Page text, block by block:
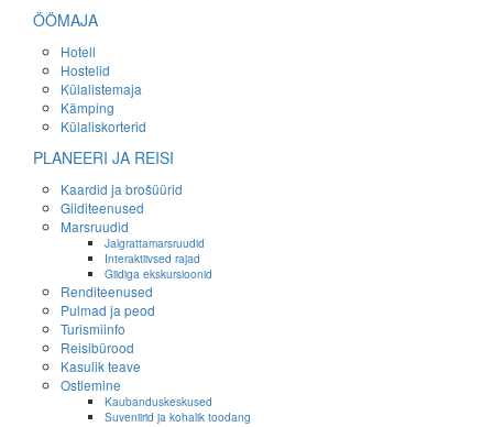
ÖÖMAJA
Hotell
Hostelid
Külalistemaja
Kämping
Külaliskorterid
PLANEERI JA REISI
Kaardid ja brošüürid
Giiditeenused
Marsruudid
Jalgrattamarsruudid
Interaktiivsed rajad
Giidiga ekskursioonid
Renditeenused
Pulmad ja peod
Turismiinfo
Reisibürood
Kasulik teave
Ostlemine
Kaubanduskeskused
Suveniirid ja kohalik toodang